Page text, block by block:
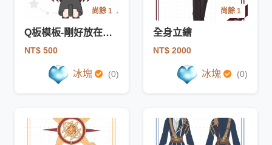
尚餘 1
Q板模板-剛好放在頭相框裡！
NT$ 500
冰塊 (0)
尚餘 1
全身立繪
NT$ 2000
冰塊 (0)